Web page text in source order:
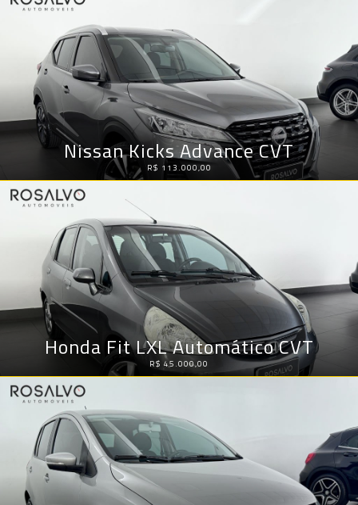
Nissan Kicks Advance CVT
R$ 113.000,00
Honda Fit LXL Automático CVT
R$ 45.000,00